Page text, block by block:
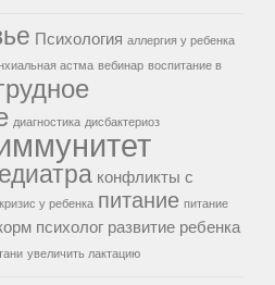
Психология аллергия у ребенка
астма вебинар воспитание в
диагностика дисбактериоз
конфликты с
кризис у ребенка питание питание
психолог развитие ребенка
увеличить лактацию